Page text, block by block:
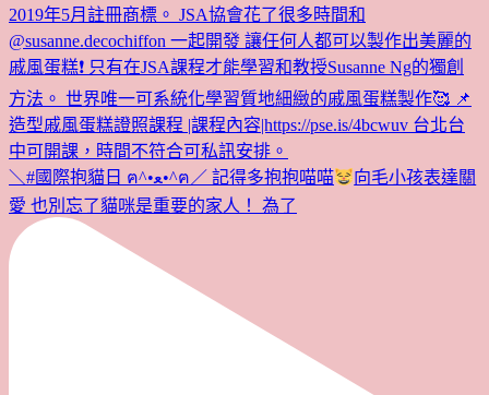
＼#國際抱貓日 ฅ^•ﻌ•^ฅ／ 記得多抱抱喵喵
向毛小孩表達關
愛 也別忘了貓咪是重要的家人！ 為了